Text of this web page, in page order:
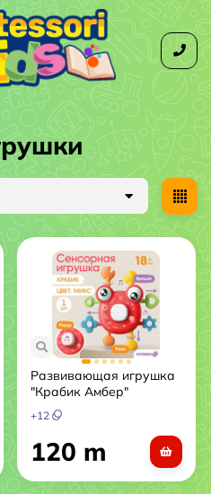
Развивающая игрушка
"Крабик Амбер"
+12
120 m